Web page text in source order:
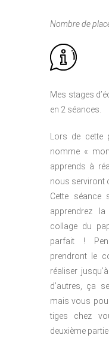
Nombre de
Mes stages
en 2 séances.
Lors de
nomme «
apprends à
nous serviront
Cette séance
apprendrez
collage du
parfait !
prendront le
réaliser
d’autres, ça
mais vous
tiges chez
deuxième partie